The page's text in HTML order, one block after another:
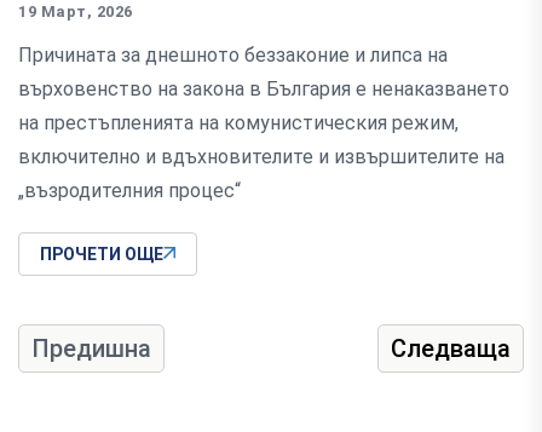
19 Март, 2026
Причината за днешното беззаконие и липса на
върховенство на закона в България е ненаказването
на престъпленията на комунистическия режим,
включително и вдъхновителите и извършителите на
„възродителния процес“
ПРОЧЕТИ ОЩЕ
Предишна Следваща